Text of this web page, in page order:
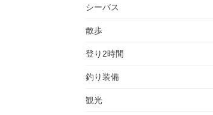
シーバス
散歩
登り2時間
釣り装備
観光